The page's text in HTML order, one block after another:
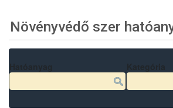
Növényvédő szer